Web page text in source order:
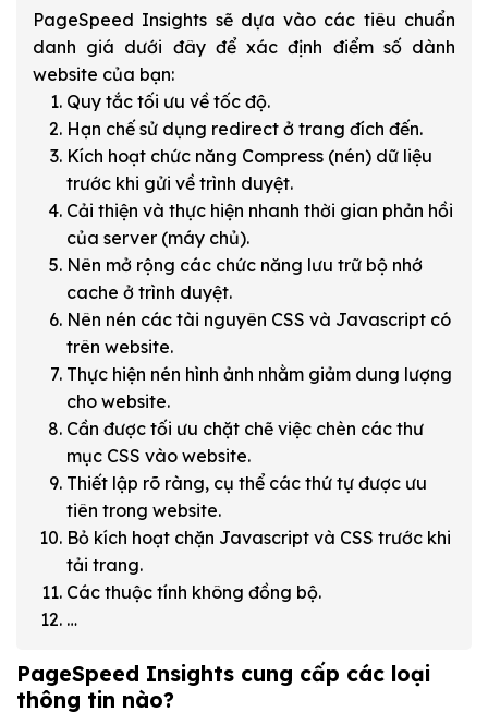
PageSpeed Insights sẽ dựa vào các tiêu chuẩn
danh giá dưới đây để xác định điểm số dành
website của bạn:
Quy tắc tối ưu về tốc độ.
Hạn chế sử dụng redirect ở trang đích đến.
Kích hoạt chức năng Compress (nén) dữ liệu
trước khi gửi về trình duyệt.
Cải thiện và thực hiện nhanh thời gian phản hồi
của server (máy chủ).
Nên mở rộng các chức năng lưu trữ bộ nhớ
cache ở trình duyệt.
Nên nén các tài nguyên CSS và Javascript có
trên website.
Thực hiện nén hình ảnh nhằm giảm dung lượng
cho website.
Cần được tối ưu chặt chẽ việc chèn các thư
mục CSS vào website.
Thiết lập rõ ràng, cụ thể các thứ tự được ưu
tiên trong website.
Bỏ kích hoạt chặn Javascript và CSS trước khi
tải trang.
Các thuộc tính không đồng bộ.
…
PageSpeed Insights cung cấp các loại
thông tin nào?